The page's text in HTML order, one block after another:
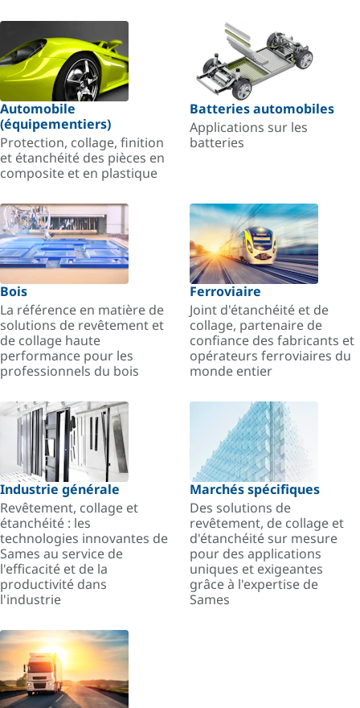
Automobile
(équipementiers)
Protection, collage, finition
et étanchéité des pièces en
composite et en plastique
Batteries automobiles
Applications sur les
batteries
Bois
La référence en matière de
solutions de revêtement et
de collage haute
performance pour les
professionnels du bois
Ferroviaire
Joint d'étanchéité et de
collage, partenaire de
confiance des fabricants et
opérateurs ferroviaires du
monde entier
Industrie générale
Revêtement, collage et
étanchéité : les
technologies innovantes de
Sames au service de
l'efficacité et de la
productivité dans
l'industrie
Marchés spécifiques
Des solutions de
revêtement, de collage et
d'étanchéité sur mesure
pour des applications
uniques et exigeantes
grâce à l'expertise de
Sames